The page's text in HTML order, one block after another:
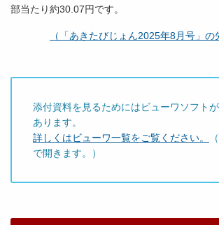
部当たり約30.07円です。
（「あきたびじょん2025年8月号」の
添付資料を見るためにはビューワソフト
あります。
詳しくはビューワ一覧をご覧ください。
で開きます。）